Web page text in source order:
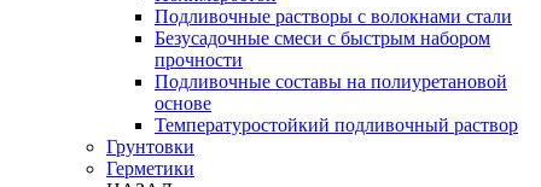
Подливочные растворы с волокнами стали
Безусадочные смеси с быстрым набором
прочности
Подливочные составы на полиуретановой
основе
Температуростойкий подливочный раствор
Грунтовки
Герметики